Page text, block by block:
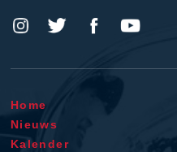
Home
Nieuws
Kalender